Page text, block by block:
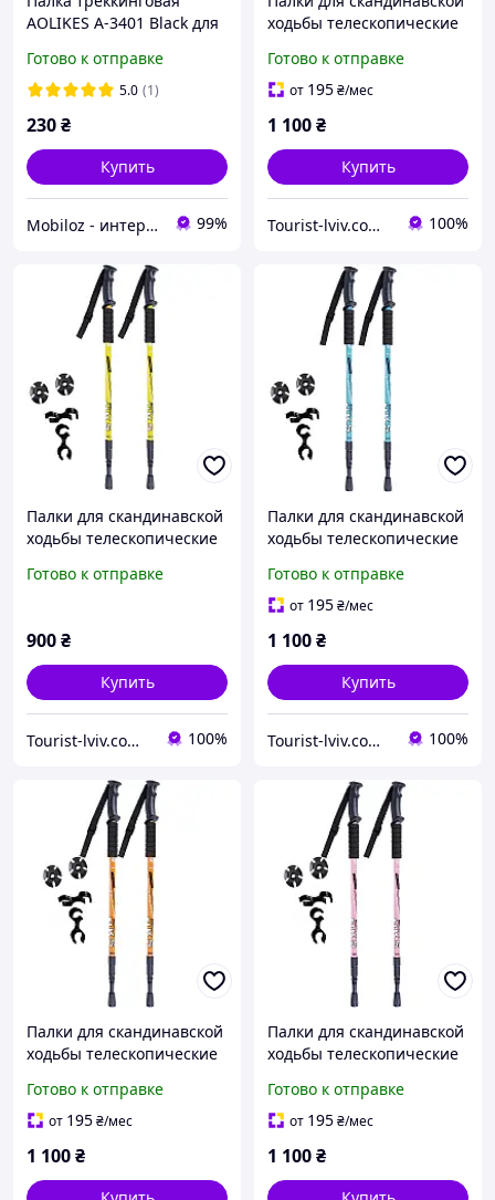
AOLIKES A-3401 Black для
скандинавской ходьбы
1шт
Готово к отправке
5.0 (1)
230₴
Купить
Mobiloz - интернет-магазин Мобилоз 99%
ходьбы телескопические
Fervor FOX 2 шт черные
Готово к отправке
от 195₴/мес
1 100₴
Купить
Tourist-lviv.com.ua 100%
Палки для скандинавской
ходьбы телескопические
Fervor FOX 2 шт желтые
Готово к отправке
900₴
Купить
Tourist-lviv.com.ua 100%
Палки для скандинавской
ходьбы телескопические
Fervor FOX 2 шт голубые
Готово к отправке
от 195₴/мес
1 100₴
Купить
Tourist-lviv.com.ua 100%
Палки для скандинавской
ходьбы телескопические
Fervor FOX 2 шт
оранжевые
Готово к отправке
от 195₴/мес
1 100₴
Палки для скандинавской
ходьбы телескопические
Fervor FOX 2 шт розовые
Готово к отправке
от 195₴/мес
1 100₴